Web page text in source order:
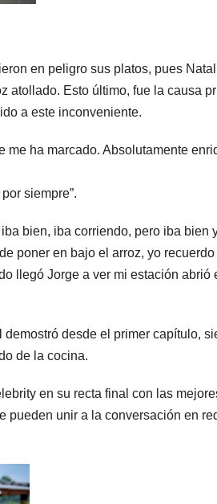
en peligro sus platos, pues
atollado. Esto último, fue la causa
a este inconveniente.
ha marcado. Absolutamente
siempre”.
bien, iba corriendo, pero iba bien
poner en bajo el arroz, yo
llegó Jorge a ver mi estación abrió
desde el primer capítulo,
de la cocina.
en su recta final con las
unir a la conversación en